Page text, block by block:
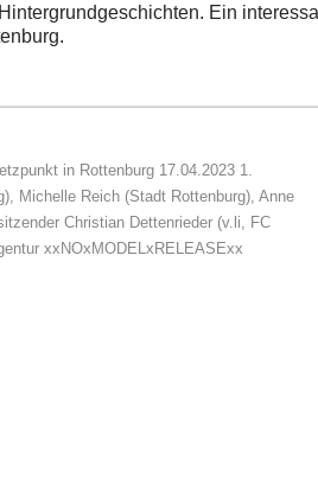
Ein
in Rottenburg 17.04.2023 1.
Michelle Reich (Stadt Rottenburg), Anne
Christian Dettenrieder (v.li, FC
xxNOxMODELxRELEASExx